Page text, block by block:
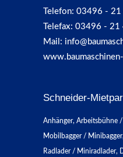
Telefon: 03496 -
Telefax: 03496 - 21
Mail:
Schneider-
Anhänger, Arbeitsbühne
Mobilbagger /
Radlader / Miniradlader,